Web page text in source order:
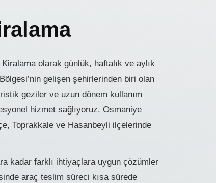
olarak günlük, haftalık ve aylık
gelişen şehirlerinden biri olan
geziler ve uzun dönem kullanım
hizmet sağlıyoruz. Osmaniye
Toprakkale ve Hasanbeyli ilçelerinde
kadar farklı ihtiyaçlara uygun çözümler
araç teslim süreci kısa sürede